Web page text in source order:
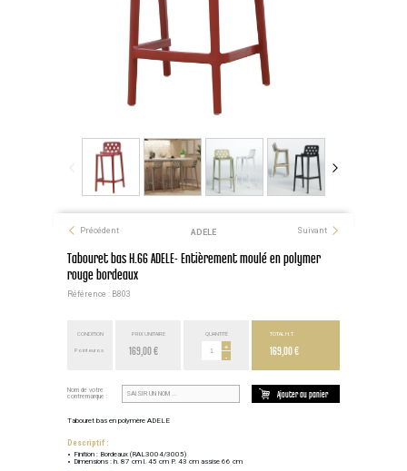
Précédent ADELE Suivant
Tabouret bas H.66 ADELE- Entièrement moulé en polymer
rouge bordeaux
Référence : B803
CONDITION
Point euros
PRIX UNITAIRE
169,00 €
QUANTITÉ
+
-
TOTAL H.T.
169,00 €
Nom de votre
contremarque :
Ajouter au panier
Tabouret bas en polymère ADELE
Descriptif :
Finition : Bordeaux (RAL3004/3005)
Dimensions : h. 87 cm l. 45 cm P. 43 cm assise 66 cm